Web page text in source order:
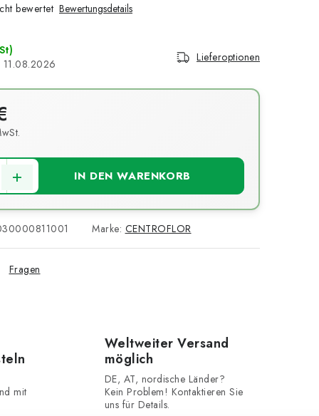
bewertet Bewertungsdetails
11.08.2026
Lieferoptionen
IN DEN WARENKORB
Marke: CENTROFLOR
Fragen
mit
Weltweiter Versand
möglich
DE, AT, nordische Länder?
Kein Problem! Kontaktieren Sie
uns für Details.